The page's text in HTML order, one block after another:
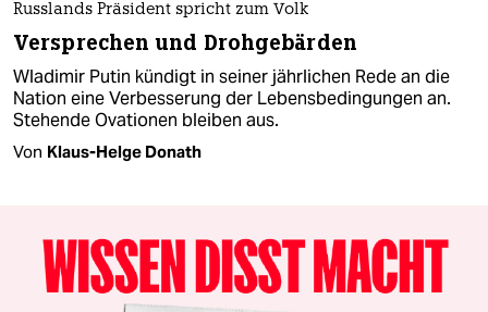
Russlands Präsident spricht zum Volk
Versprechen und Drohgebärden
Wladimir Putin kündigt in seiner jährlichen Rede an die
Nation eine Verbesserung der Lebensbedingungen an.
Stehende Ovationen bleiben aus.
Von Klaus-Helge Donath